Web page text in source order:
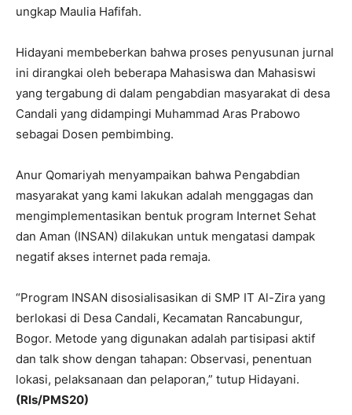
ungkap Maulia Hafifah.
Hidayani membeberkan bahwa proses penyusunan jurnal
ini dirangkai oleh beberapa Mahasiswa dan Mahasiswi
yang tergabung di dalam pengabdian masyarakat di desa
Candali yang didampingi Muhammad Aras Prabowo
sebagai Dosen pembimbing.
Anur Qomariyah menyampaikan bahwa Pengabdian
masyarakat yang kami lakukan adalah menggagas dan
mengimplementasikan bentuk program Internet Sehat
dan Aman (INSAN) dilakukan untuk mengatasi dampak
negatif akses internet pada remaja.
“Program INSAN disosialisasikan di SMP IT Al-Zira yang
berlokasi di Desa Candali, Kecamatan Rancabungur,
Bogor. Metode yang digunakan adalah partisipasi aktif
dan talk show dengan tahapan: Observasi, penentuan
lokasi, pelaksanaan dan pelaporan,” tutup Hidayani.
(Rls/PMS20)